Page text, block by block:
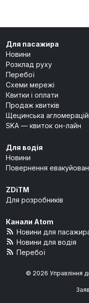
Для пасажира
Новини
Розклад руху
Перебої
Схеми мережі
Квитки і оплати
Продаж квитків
Щецинська
SKA — квиток он-лайн
Для водія
Новини
Повернення
ZDiTM
Для розробників
Канали Atom
Новини для
Новини для водія
Перебої
© 2026 Управління